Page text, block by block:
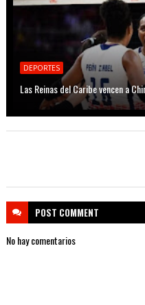
DEPORTES
Las Reinas del Caribe vencen a
POST COMMENT
No hay comentarios